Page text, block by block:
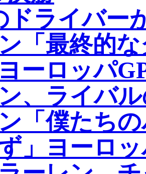
ドライバー
「最終的
ーロッパ
、ライバ
「僕たち
」ヨーロ